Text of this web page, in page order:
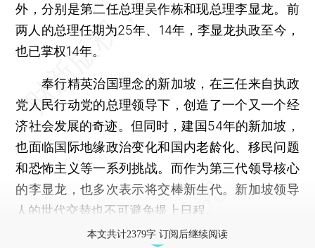
外，分别是第二任总理吴作栋和现总理李显龙。前
两人的总理任期为25年、14年，李显龙执政至今，
也已掌权14年。
奉行精英治国理念的新加坡，在三任来自执政
党人民行动党的总理领导下，创造了一个又一个经
济社会发展的奇迹。但同时，建国54年的新加坡，
也面临国际地缘政治变化和国内老龄化、移民问题
和恐怖主义等一系列挑战。而作为第三代领导核心
的李显龙，也多次表示将交棒新生代。新加坡领导
人的世代交替也不可避免提上日程。
本文共计2379字 订阅后继续阅读